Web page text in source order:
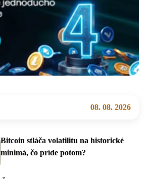
08. 08. 2026
Bitcoin stláča volatilitu na historické
minimá, čo príde potom?